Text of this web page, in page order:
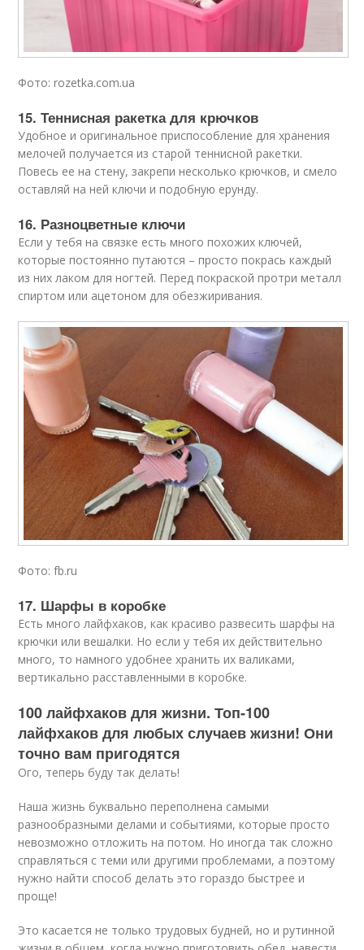
Фото: rozetka.com.ua
15. Теннисная ракетка для крючков
Удобное и оригинальное приспособление для хранения
мелочей получается из старой теннисной ракетки.
Повесь ее на стену, закрепи несколько крючков, и смело
оставляй на ней ключи и подобную ерунду.
16. Разноцветные ключи
Если у тебя на связке есть много похожих ключей,
которые постоянно путаются – просто покрась каждый
из них лаком для ногтей. Перед покраской протри металл
спиртом или ацетоном для обезжиривания.
Фото: fb.ru
17. Шарфы в коробке
Есть много лайфхаков, как красиво развесить шарфы на
крючки или вешалки. Но если у тебя их действительно
много, то намного удобнее хранить их валиками,
вертикально расставленными в коробке.
100 лайфхаков для жизни. Топ-100
лайфхаков для любых случаев жизни! Они
точно вам пригодятся
Ого, теперь буду так делать!
Наша жизнь буквально переполнена самыми
разнообразными делами и событиями, которые просто
невозможно отложить на потом. Но иногда так сложно
справляться с теми или другими проблемами, а поэтому
нужно найти способ делать это гораздо быстрее и
проще!
Это касается не только трудовых будней, но и рутинной